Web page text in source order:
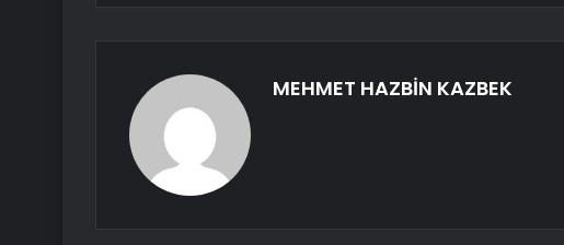
MEHMET HAZBİN KAZBEK